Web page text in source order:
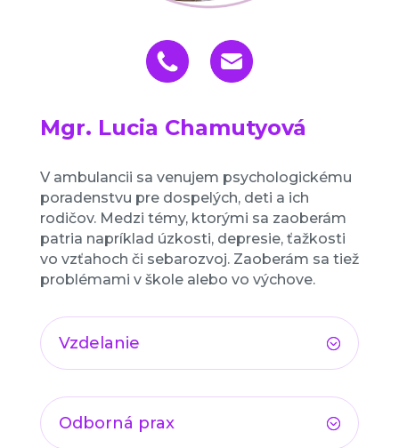
Mgr. Lucia Chamutyová
V ambulancii sa venujem psychologickému
poradenstvu pre dospelých, deti a ich
rodičov. Medzi témy, ktorými sa zaoberám
patria napríklad úzkosti, depresie, ťažkosti
vo vzťahoch či sebarozvoj. Zaoberám sa tiež
problémami v škole alebo vo výchove.
Vzdelanie
Odborná prax